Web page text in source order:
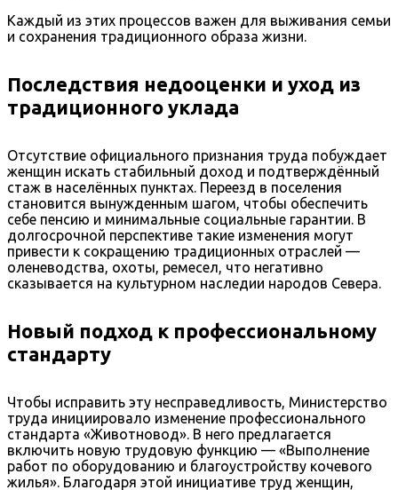
Каждый из этих процессов важен для выживания семьи
и сохранения традиционного образа жизни.
Последствия недооценки и уход из
традиционного уклада
Отсутствие официального признания труда побуждает
женщин искать стабильный доход и подтверждённый
стаж в населённых пунктах. Переезд в поселения
становится вынужденным шагом, чтобы обеспечить
себе пенсию и минимальные социальные гарантии. В
долгосрочной перспективе такие изменения могут
привести к сокращению традиционных отраслей —
оленеводства, охоты, ремесел, что негативно
сказывается на культурном наследии народов Севера.
Новый подход к профессиональному
стандарту
Чтобы исправить эту несправедливость, Министерство
труда инициировало изменение профессионального
стандарта «Животновод». В него предлагается
включить новую трудовую функцию — «Выполнение
работ по оборудованию и благоустройству кочевого
жилья». Благодаря этой инициативе труд женщин,